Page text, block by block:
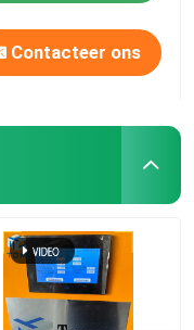
Contacteer ons